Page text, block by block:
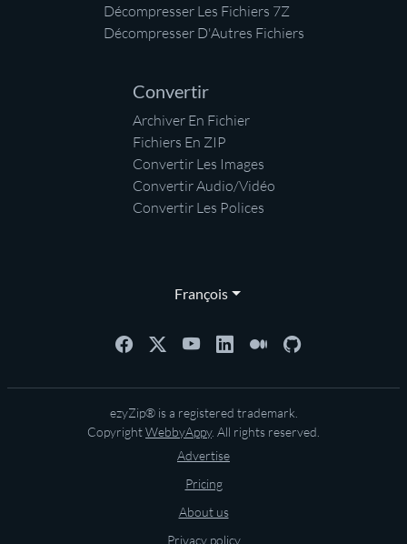
Décompresser Les Fichiers 7Z
Décompresser D'Autres Fichiers
Convertir
Archiver En Fichier
Fichiers En ZIP
Convertir Les Images
Convertir Audio/Vidéo
Convertir Les Polices
François
ezyZip® is a registered trademark.
CopyrightWebbyAppy. All rights reserved.
Advertise
Pricing
About us
Privacy policy